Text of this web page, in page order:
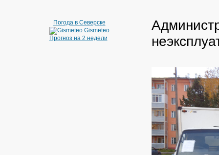
Погода в Северске
Gismeteo
Прогноз на 2 недели